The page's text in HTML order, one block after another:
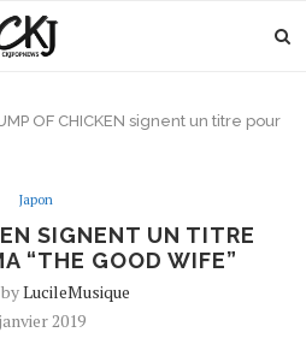
OF CHICKEN signent un titre pour
Japon
SIGNENT UN TITRE
“THE GOOD WIFE”
LucileMusique
2019